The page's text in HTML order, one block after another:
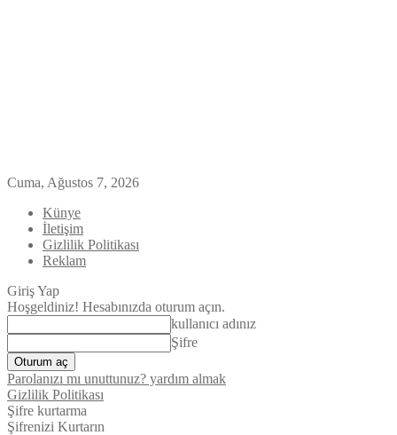
Cuma, Ağustos 7, 2026
Künye
İletişim
Gizlilik Politikası
Reklam
Giriş Yap
Hoşgeldiniz! Hesabınızda oturum açın.
kullanıcı adınız
Şifre
Parolanızı mı unuttunuz? yardım almak
Gizlilik Politikası
Şifre kurtarma
Şifrenizi Kurtarın